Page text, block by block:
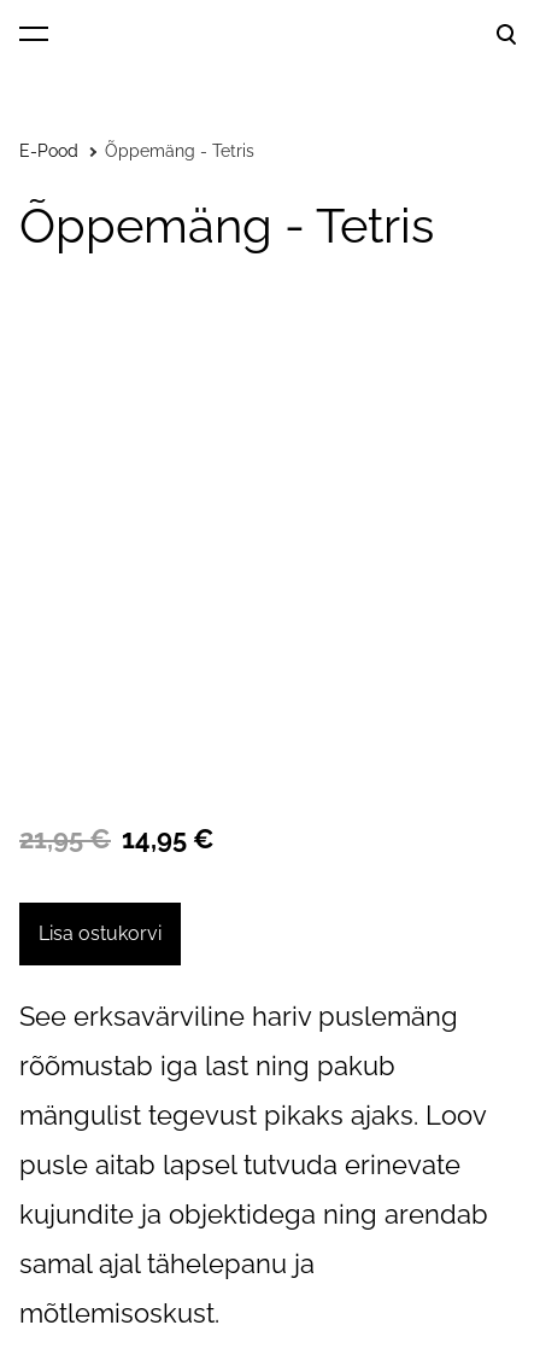
lisati ostukorvi.
E-Pood Õppemäng - Tetris
Õppemäng - Tetris
21,95 € 14,95 €
Lisa ostukorvi
See erksavärviline hariv puslemäng
rõõmustab iga last ning pakub
mängulist tegevust pikaks ajaks. Loov
pusle aitab lapsel tutvuda erinevate
kujundite ja objektidega ning arendab
samal ajal tähelepanu ja
mõtlemisoskust.